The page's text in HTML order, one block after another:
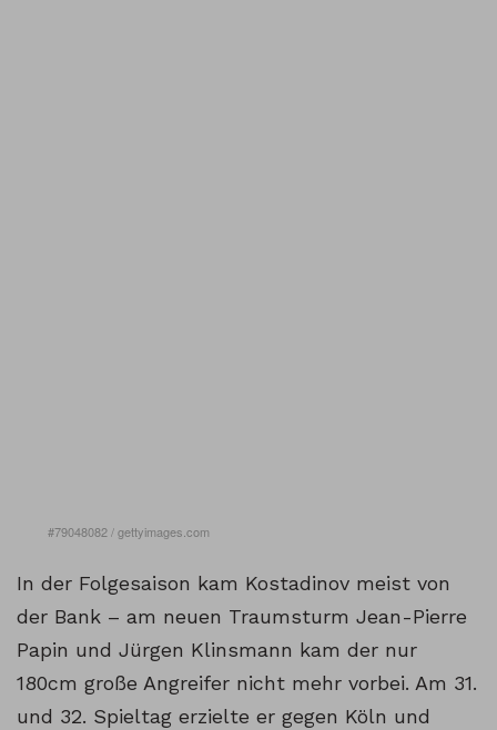
auf den Button unten. Bitte beachten Sie, dass dabei
Daten an Drittanbieter weitergegeben werden.
Inhalt entsperren
#79048082/gettyimages.com
In der Folgesaison kam Kostadinov meist von
der Bank – am neuen Traumsturm Jean-Pierre
Papin und Jürgen Klinsmann kam der nur
180cm große Angreifer nicht mehr vorbei. Am 31.
und 32. Spieltag erzielte er gegen Köln und